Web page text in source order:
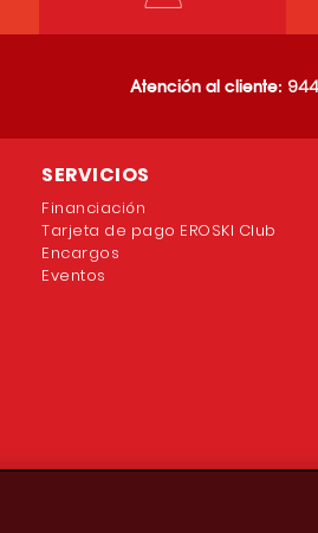
Atención al cliente:
SERVICIOS
Financiación
Tarjeta de pago EROSKI Club
Encargos
Eventos